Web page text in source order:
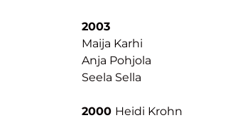
2003
Maija Karhi
Anja Pohjola
Seela Sella
2000 Heidi Krohn